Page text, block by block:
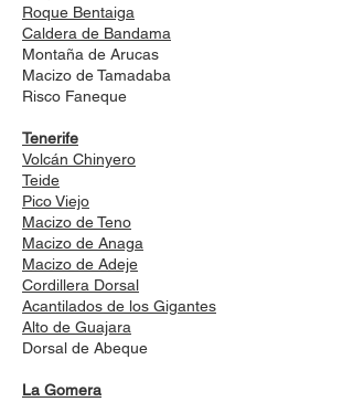
Roque Bentaiga
Caldera de Bandama
Montaña de Arucas
Macizo de Tamadaba
Risco Faneque
Tenerife
Volcán Chinyero
Teide
Pico Viejo
Macizo de Teno
Macizo de Anaga
Macizo de Adeje
Cordillera Dorsal
Acantilados de los Gigantes
Alto de Guajara
Dorsal de Abeque
La Gomera